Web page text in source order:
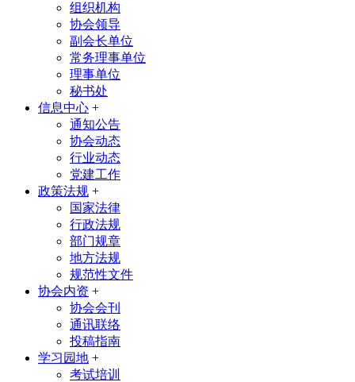
组织机构
协会领导
副会长单位
常务理事单位
理事单位
秘书处
信息中心 +
通知公告
协会动态
行业动态
党建工作
政策法规 +
国家法律
行政法规
部门规章
地方法规
规范性文件
协会内资 +
协会会刊
通讯联络
投稿指南
学习园地 +
考试培训